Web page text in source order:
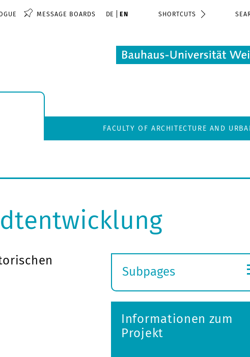
MESSAGE BOARDS DE EN SHORTCUTS
FACULTY OF ARCHITECTURE AND
Subpages
submenu
Informationen zum
Projekt